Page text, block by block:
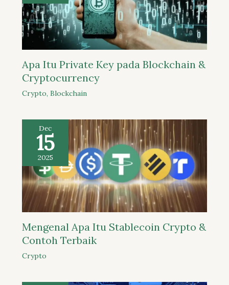
Apa Itu Private Key pada Blockchain &
Cryptocurrency
Crypto, Blockchain
Dec
15
2025
Mengenal Apa Itu Stablecoin Crypto &
Contoh Terbaik
Crypto